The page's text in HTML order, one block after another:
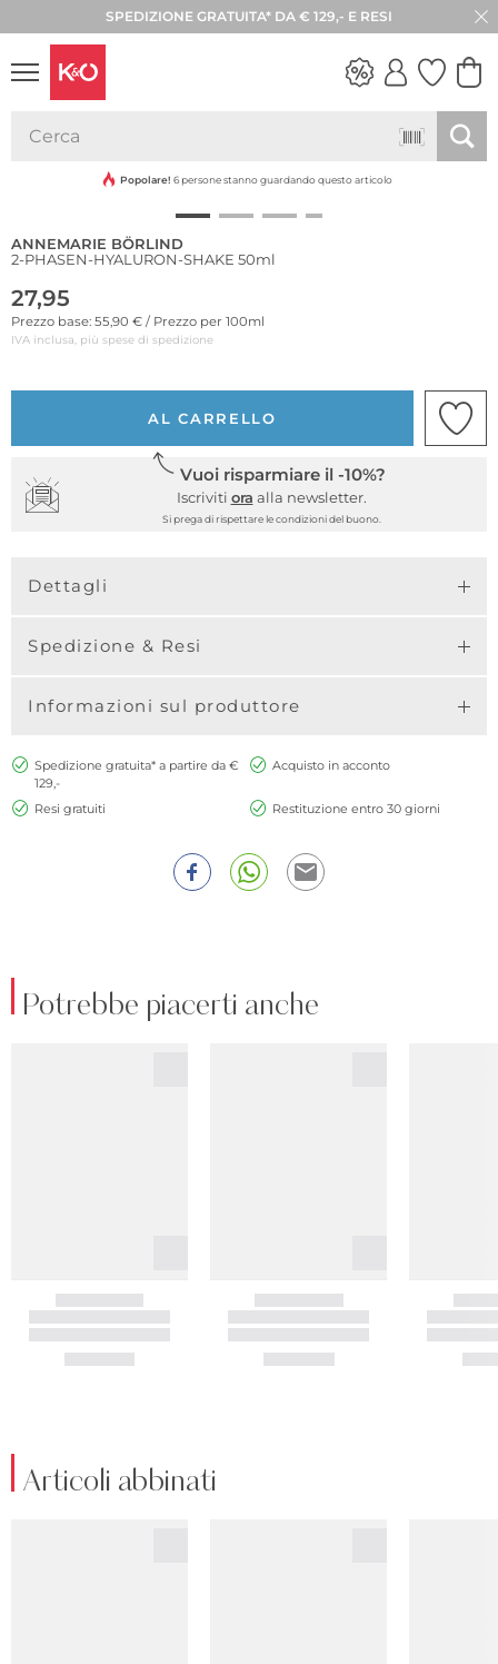
SPEDIZIONE GRATUITA* DA € 129,- E RESI
30 GIORNI DI RESO
VIBES
Sostenibile
Popolare! 6 persone stanno guardando questo articolo
ANNEMARIE BÖRLIND
2-PHASEN-HYALURON-SHAKE 50ml
27,95
Prezzo base: 55,90 € / Prezzo per 100ml
IVA inclusa, più spese di spedizione
AL CARRELLO
Vuoi risparmiare il -10%?
Iscriviti ora alla newsletter.
Si prega di rispettare le condizioni del buono.
Dettagli
Spedizione & Resi
Informazioni sul produttore
Spedizione gratuita* a partire da €
129,-
Acquisto in acconto
Resi gratuiti Restituzione entro 30 giorni
Potrebbe piacerti anche
Articoli abbinati